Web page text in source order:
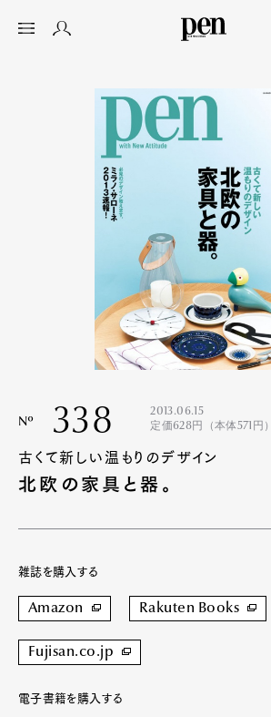
Nº 338
2013.06.15
定価628円（本体571円）
古くて新しい温もりのデザイン
北欧の家具と器。
雑誌を購入する
Amazon Rakuten Books
Fujisan.co.jp
電子書籍を購入する